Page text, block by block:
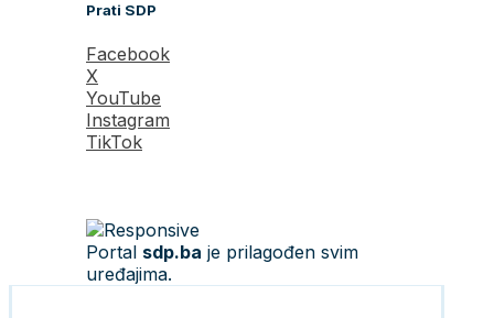
Prati SDP
Facebook
X
YouTube
Instagram
TikTok
Portal sdp.ba je prilagođen svim
uređajima.